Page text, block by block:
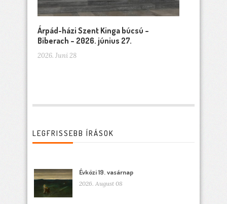
Árpád-házi Szent Kinga búcsú –
Biberach – 2026. június 27.
2026. Juni 28
LEGFRISSEBB ÍRÁSOK
Évközi 19. vasárnap
2026. August 08